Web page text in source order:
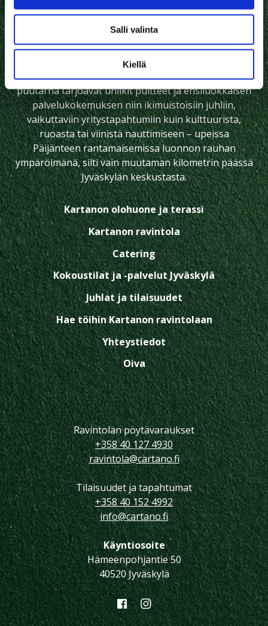
Salli valinta
Kiellä
Kuokkalan kartanon yli satavuotias miljöö ja lumoava
puutarha tarjoavat uniikit puitteet ja ensiluokkaisen
palvelukokemuksen niin ikimuistoisiin juhliin,
vaikuttaviin yritystapahtumiin kuin kulttuurista,
ruoasta tai viinistä nauttimiseen – upeissa
Päijänteen rantamaisemissa luonnon rauhan
ympäröimänä, silti vain muutaman kilometrin päässä
Jyväskylän keskustasta.
Kartanon olohuone ja terassi
Kartanon ravintola
Catering
Kokoustilat ja -palvelut Jyväskylä
Juhlat ja tilaisuudet
Hae töihin Kartanon ravintolaan
Yhteystiedot
Oiva
Ravintolan pöytävaraukset
+358 40 127 4930
ravintola@cartano.fi
Tilaisuudet ja tapahtumat
+358 40 152 4992
info@cartano.fi
Käyntiosoite
Hämeenpohjantie 50
40520 Jyväskylä
FacebookInstagram